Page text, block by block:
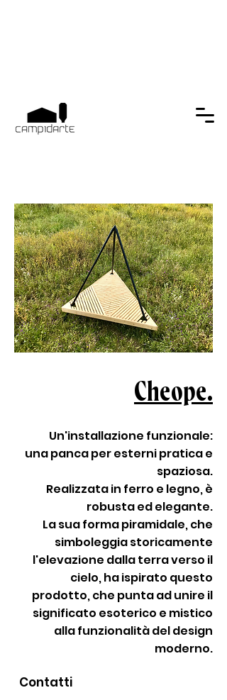
Cheope.
Un'installazione funzionale:
una panca per esterni pratica e
spaziosa.
Realizzata in ferro e legno, è
robusta ed elegante.
La sua forma piramidale, che
simboleggia storicamente
l'elevazione dalla terra verso il
cielo, ha ispirato questo
prodotto, che punta ad unire il
significato esoterico e mistico
alla funzionalità del design
moderno.
Contatti